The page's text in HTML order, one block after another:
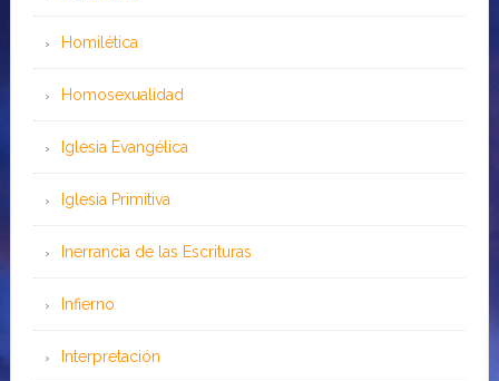
Homilética
Homosexualidad
Iglesia Evangélica
Iglesia Primitiva
Inerrancia de las Escrituras
Infierno
Interpretación